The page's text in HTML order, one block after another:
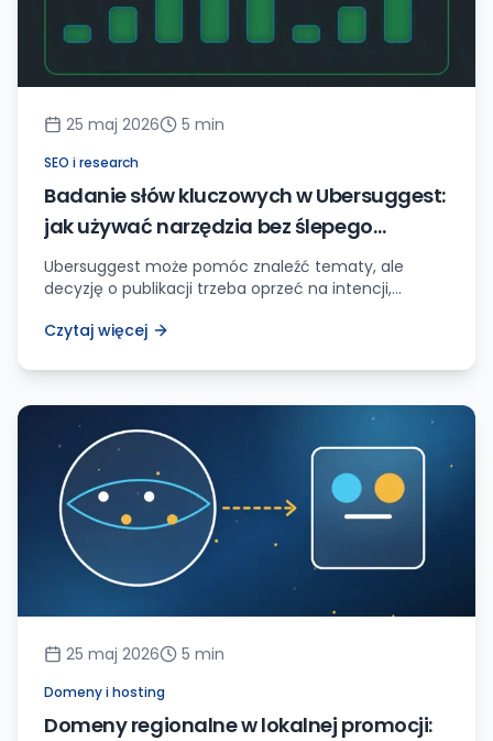
25 maj 2026 5 min
SEO i research
Badanie słów kluczowych w Ubersuggest:
jak używać narzędzia bez ślepego
kopiowania listy
Ubersuggest może pomóc znaleźć tematy, ale
decyzję o publikacji trzeba oprzeć na intencji,
Czytaj więcej
25 maj 2026 5 min
Domeny i hosting
Domeny regionalne w lokalnej promocji: